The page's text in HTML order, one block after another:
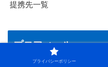
提携先一覧
プロフィール
プライバシーポリシー